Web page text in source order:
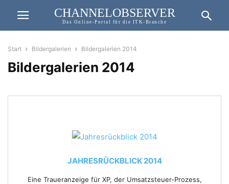
CHANNELOBSERVER
Das Online-Portal für die ITK-Branche
Start Bildergalerien Bildergalerien 2014
Bildergalerien 2014
JAHRESRÜCKBLICK 2014
Eine Traueranzeige für XP, der Umsatzsteuer-Prozess,